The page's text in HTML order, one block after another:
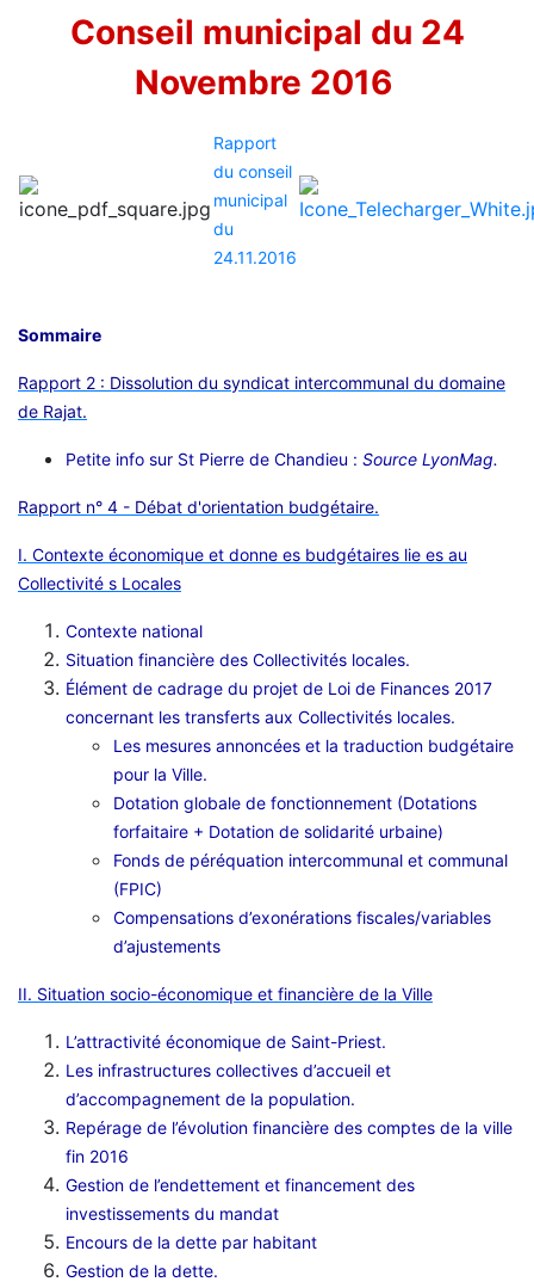
Conseil municipal du 24
Novembre 2016
Rapport
du conseil
municipal
du
24.11.2016
Sommaire
Rapport 2 : Dissolution du syndicat intercommunal du domaine
de Rajat.
Petite info sur St Pierre de Chandieu : Source LyonMag.
Rapport n° 4 - Débat d'orientation budgétaire.
I. Contexte économique et donne es budgétaires lie es au
Collectivité s Locales
Contexte national
Situation financière des Collectivités locales.
Élément de cadrage du projet de Loi de Finances 2017
concernant les transferts aux Collectivités locales.
Les mesures annoncées et la traduction budgétaire
pour la Ville.
Dotation globale de fonctionnement (Dotations
forfaitaire + Dotation de solidarité urbaine)
Fonds de péréquation intercommunal et communal
(FPIC)
Compensations d’exonérations fiscales/variables
d’ajustements
II. Situation socio-économique et financière de la Ville
L’attractivité économique de Saint-Priest.
Les infrastructures collectives d’accueil et
d’accompagnement de la population.
Repérage de l’évolution financière des comptes de la ville
fin 2016
Gestion de l’endettement et financement des
investissements du mandat
Encours de la dette par habitant
Gestion de la dette.